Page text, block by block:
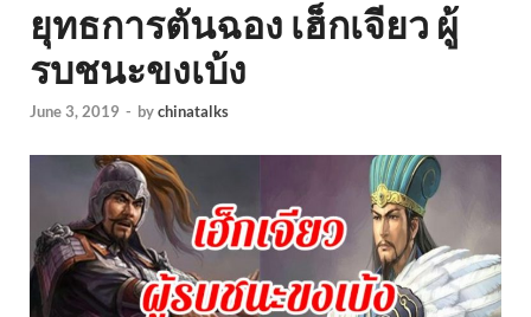
ยุทธการตันฉอง เฮ็กเจียว ผู้
รบชนะขงเบ้ง
June 3, 2019 - bychinatalks